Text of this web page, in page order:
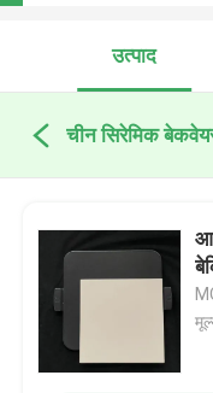
उत्पाद
चीन सिरेमिक